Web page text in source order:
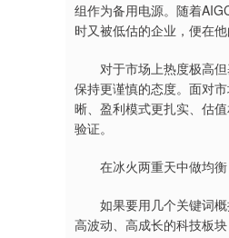
组作为备用电源。随着
时又被低估的企业，便在
对于市场上热度极高但
保持更谨慎的态度。面对
晰、盈利模式更扎实、估
验证。
在冰火两重天中做均衡
如果要用几个关键词概
高波动、高成长的科技板